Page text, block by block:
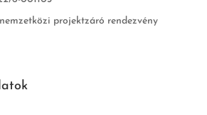
projektzáró rendezvény